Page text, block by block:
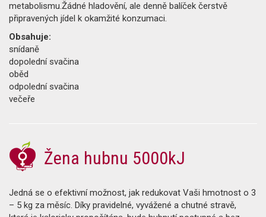
metabolismu.Žádné hladovění, ale denně balíček čerstvě
připravených jídel k okamžité konzumaci.
Obsahuje:
snídaně
dopolední svačina
oběd
odpolední svačina
večeře
Žena hubnu 5000kJ
Jedná se o efektivní možnost, jak redukovat Vaši hmotnost o 3
– 5 kg za měsíc. Díky pravidelné, vyvážené a chutné stravě,